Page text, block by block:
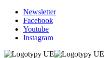
Newsletter
Facebook
Youtube
Instagram